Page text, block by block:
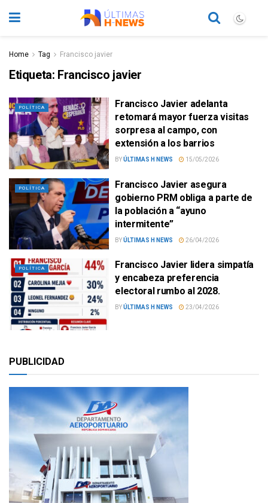
Home Tag Francisco javier
Etiqueta: Francisco javier
POLÍTICA
Francisco Javier adelanta
retomará mayor fuerza visitas
sorpresa al campo, con
extensión a los barrios
BYÚLTIMAS H NEWS 15/05/2026
POLÍTICA
Francisco Javier asegura
gobierno PRM obliga a parte de
la población a “ayuno
intermitente”
BYÚLTIMAS H NEWS 26/04/2026
POLÍTICA
Francisco Javier lidera simpatía
y encabeza preferencia
electoral rumbo al 2028.
BYÚLTIMAS H NEWS 23/04/2026
PUBLICIDAD